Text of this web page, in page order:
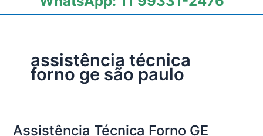
assistência técnica
forno ge são paulo
Assistência Técnica Forno GE